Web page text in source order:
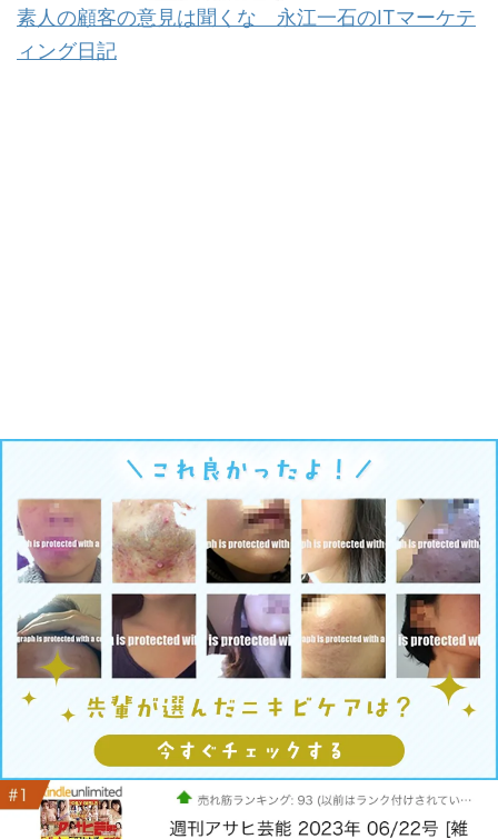
素人の顧客の意見は聞くな 永江一石のITマーケテ
ィング日記